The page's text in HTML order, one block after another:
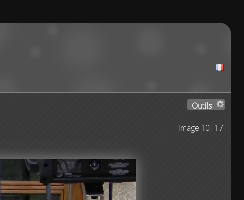
Outils
image 10|17